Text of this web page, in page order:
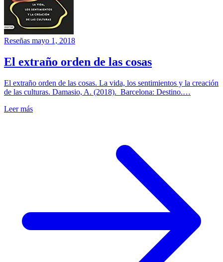
Reseñas mayo 1, 2018
El extraño orden de las cosas
El extraño orden de las cosas. La vida, los sentimientos y la creación
de las culturas. Damasio, A. (2018). Barcelona: Destino.…
Leer más